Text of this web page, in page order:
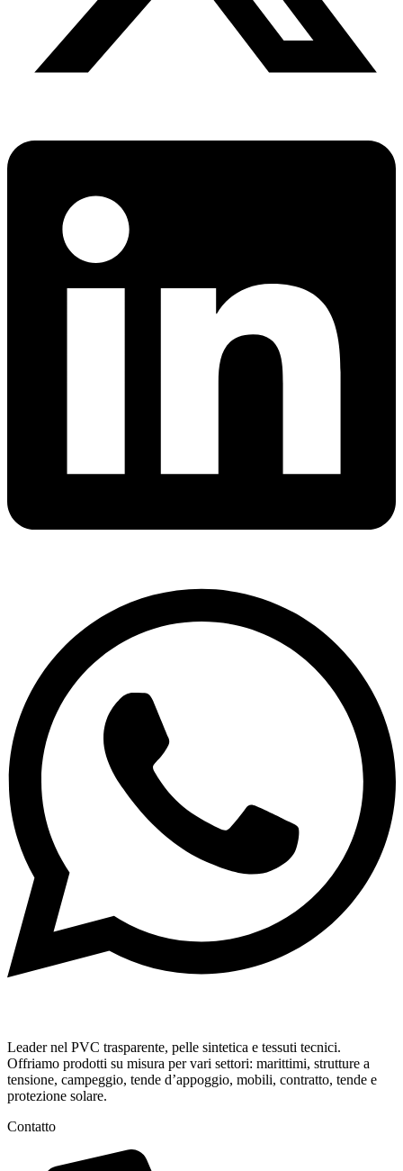
Leader nel PVC trasparente, pelle sintetica e tessuti tecnici.
Offriamo prodotti su misura per vari settori: marittimi, strutture a
tensione, campeggio, tende d’appoggio, mobili, contratto, tende e
protezione solare.
Contatto